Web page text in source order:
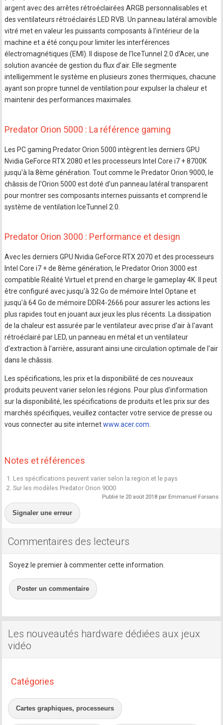
argent avec des arrêtes rétroéclairées ARGB personnalisables et
des ventilateurs rétroéclairés LED RVB. Un panneau latéral amovible
vitré met en valeur les puissants composants à l'intérieur de la
machine et a été conçu pour limiter les interférences
électromagnétiques (EMI). Il dispose de l'IceTunnel 2.0 d'Acer, une
solution avancée de gestion du flux d'air. Elle segmente
intelligemment le système en plusieurs zones thermiques, chacune
ayant son propre tunnel de ventilation pour expulser la chaleur et
maintenir des performances maximales.
Predator Orion 5000 : La référence gaming
Les PC gaming Predator Orion 5000 intègrent les derniers GPU
Nvidia GeForce RTX 2080 et les processeurs Intel Core i7 + 8700K
jusqu'à la 8ème génération. Tout comme le Predator Orion 9000, le
châssis de l'Orion 5000 est doté d'un panneau latéral transparent
pour montrer ses composants internes puissants et comprend le
système de ventilation IceTunnel 2.0.
Predator Orion 3000 : Performance et design
Avec les derniers GPU Nvidia GeForce RTX 2070 et des processeurs
Intel Core i7 + de 8ème génération, le Predator Orion 3000 est
compatible Réalité Virtuel et prend en charge le gameplay 4K. Il peut
être configuré avec jusqu'à 32 Go de mémoire Intel Optane et
jusqu'à 64 Go de mémoire DDR4-2666 pour assurer les actions les
plus rapides tout en jouant aux jeux les plus récents. La dissipation
de la chaleur est assurée par le ventilateur avec prise d'air à l'avant
rétroéclairé par LED, un panneau en métal et un ventilateur
d'extraction à l'arrière, assurant ainsi une circulation optimale de l'air
dans le châssis.
Les spécifications, les prix et la disponibilité de ces nouveaux
produits peuvent varier selon les régions. Pour plus d'information
sur la disponibilité, les spécifications de produits et les prix sur des
marchés spécifiques, veuillez contacter votre service de presse ou
vous connecter au site internetwww.acer.com.
Notes et références
1. Les spécifications peuvent varier selon la region et le pays
2. Sur les modèles Predator Orion 9000
Publié le 20 août 2018 par Emmanuel Forsans
Signaler une erreur
Commentaires des lecteurs
Soyez le premier à commenter cette information.
Poster un commentaire
Les nouveautés hardware dédiées aux jeux
vidéo
Catégories
Cartes graphiques, processeurs